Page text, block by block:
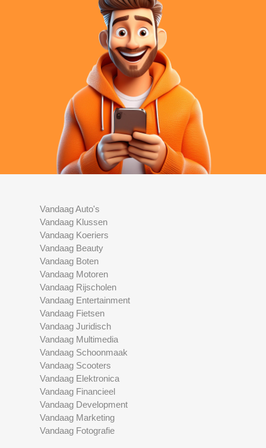
Vandaag Auto's
Vandaag Klussen
Vandaag Koeriers
Vandaag Beauty
Vandaag Boten
Vandaag Motoren
Vandaag Rijscholen
Vandaag Entertainment
Vandaag Fietsen
Vandaag Juridisch
Vandaag Multimedia
Vandaag Schoonmaak
Vandaag Scooters
Vandaag Elektronica
Vandaag Financieel
Vandaag Development
Vandaag Marketing
Vandaag Fotografie